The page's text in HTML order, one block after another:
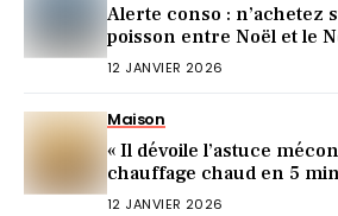
Alerte conso : n’achetez
poisson entre Noël et le
pourquoi)
12 JANVIER 2026
Maison
« Il dévoile l’astuce
chauffage chaud en 5
12 JANVIER 2026